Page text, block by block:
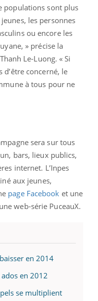
populations sont plus
les personnes
ou encore les
» précise la
Le-Luong. « Si
concerné, le
à tous pour ne
sera sur tous
bars, lieux publics,
internet. L’Inpes
aux jeunes,
page Facebook et une
web-série PuceauX.
en 2014
en 2012
se multiplient